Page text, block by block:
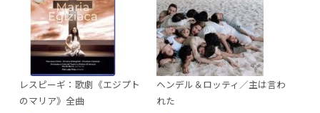
レスピーギ：歌劇《エジプト
のマリア》全曲
ヘンデル＆ロッティ／主は言わ
れた